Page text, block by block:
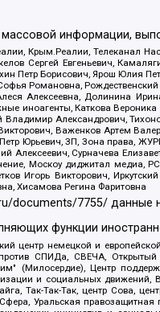
информации,
Крым.Реалии, Телеканал
Сергей Евгеньевич,
Петр Борисович, Ярош Юлия
Романовна,
Алексеевна, Долинина
иноагенты, Каткова
Александрович,
Важенков Артем
Юрьевич, ЗП, Зона права,
Алексеевич, Сурначева
Москоу диджитал медиа,
Игорь Викторович,
Хисамова Регина Фаритовна
documents/7755/ данные
функции
центр немецкой и
СПИДа, СВЕЧА, Открытый
(Милосердие), Центр
и социальных
Так-Так-Так, центр Сова,
Уральская